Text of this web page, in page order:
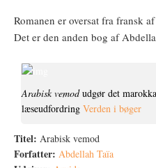
Romanen er oversat fra fransk
Det er den anden bog af
Arabisk vemodudgør det
læseudfordring Verden i bøger
Titel: Arabisk vemod
Forfatter: Abdellah Taïa